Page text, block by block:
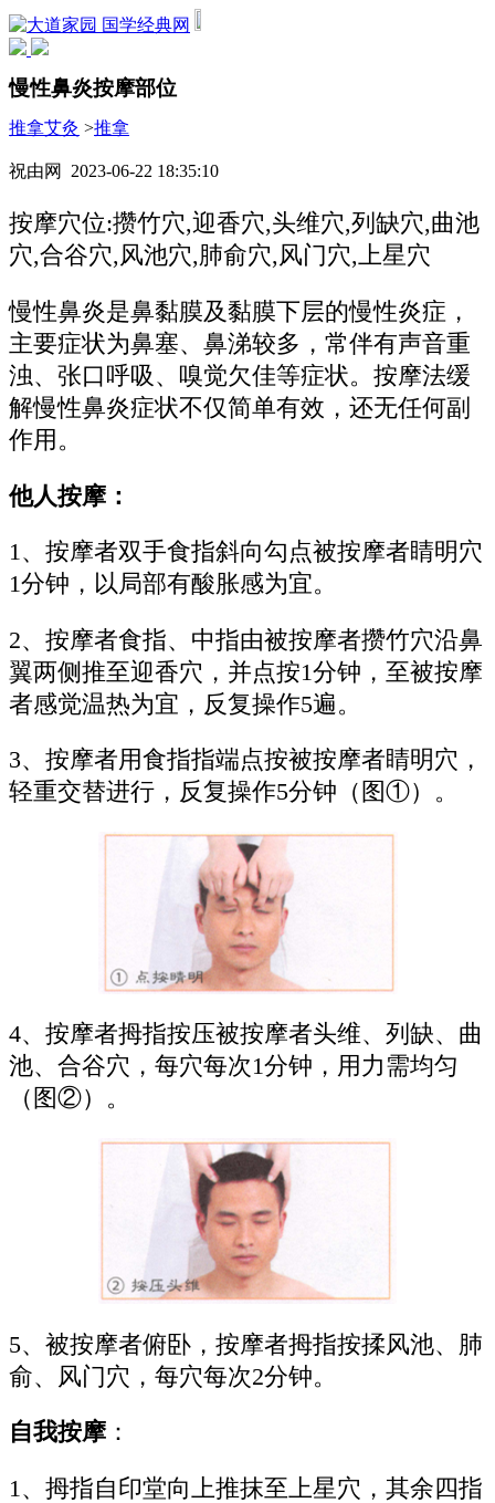
国学经典网
慢性鼻炎按摩部位
推拿艾灸 >推拿
祝由网 2023-06-22 18:35:10
按摩穴位:攒竹穴,迎香穴,头维穴,列缺穴,曲池
穴,合谷穴,风池穴,肺俞穴,风门穴,上星穴
慢性鼻炎是鼻黏膜及黏膜下层的慢性炎症，
主要症状为鼻塞、鼻涕较多，常伴有声音重
浊、张口呼吸、嗅觉欠佳等症状。按摩法缓
解慢性鼻炎症状不仅简单有效，还无任何副
作用。
他人按摩：
1、按摩者双手食指斜向勾点被按摩者睛明穴
1分钟，以局部有酸胀感为宜。
2、按摩者食指、中指由被按摩者攒竹穴沿鼻
翼两侧推至迎香穴，并点按1分钟，至被按摩
者感觉温热为宜，反复操作5遍。
3、按摩者用食指指端点按被按摩者睛明穴，
轻重交替进行，反复操作5分钟（图①）。
4、按摩者拇指按压被按摩者头维、列缺、曲
池、合谷穴，每穴每次1分钟，用力需均匀
（图②）。
5、被按摩者俯卧，按摩者拇指按揉风池、肺
俞、风门穴，每穴每次2分钟。
自我按摩 ：
1、拇指自印堂向上推抹至上星穴，其余四指